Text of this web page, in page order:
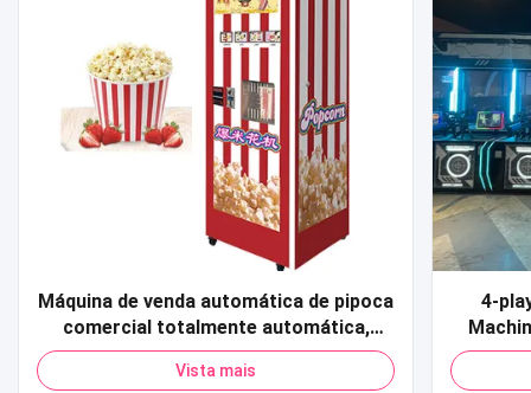
Máquina de venda automática de pipoca
comercial totalmente automática,
cartão de crédito, código qr,
pagamento, máquina de venda
Vista mais
4-
Sports